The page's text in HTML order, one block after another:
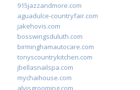
915jazzandmore.com
aguadulce-countryfair.com
jakehovis.com
bosswingsduluth.com
birminghamautocare.com
tonyscountrykitchen.com
jbellasnailspa.com
mychaihouse.com
alvisgrooming.com